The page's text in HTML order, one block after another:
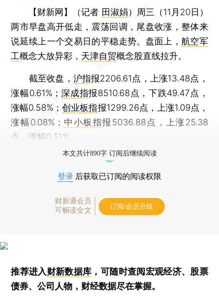
【财新网】（记者 田淑娟）
周三（11月20日）
两市早盘高开低走，震荡回调，尾盘收涨，整体来
说延续上一个交易日的平稳走势。盘面上， 航空军
工概念大放异彩， 天津自贸概念股直线拉升。
截至收盘， 沪指报2206.61点，上涨13.48点，
涨幅0.61%； 深成指报8510.68点，下跌49.47点，
涨幅0.58%；创业板指报1299.26点，上涨1.09点，
涨幅0.08%； 中小板指报5036.88点，上涨25.38
点，涨幅0.51%。
本文共计890字 订阅后继续阅读
登录 后获取已订阅的阅读权限
财新通会员
可畅读全文
订阅/会员升级
推荐进入财新数据库 ，可随时查阅宏观经济、股票
债券、公司人物，财经数据尽在掌握。